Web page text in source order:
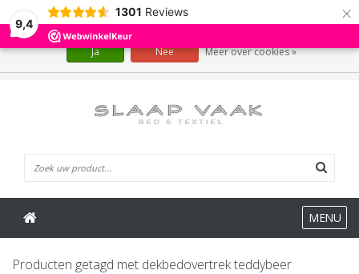
9,4
1301 Reviews ×
MENU
Producten getagd met dekbedovertrek teddybeer
Wij slaan cookies op om onze website te verbeteren. Is dat akkoord?
Ja Nee Meer over cookies »